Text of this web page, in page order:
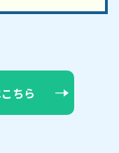
ちら